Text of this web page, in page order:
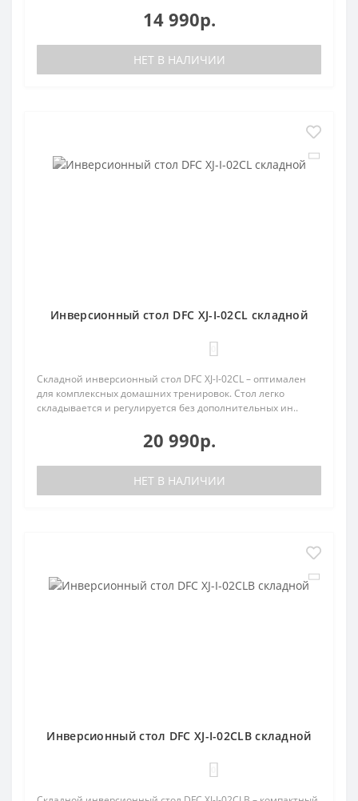
14 990р.
НЕТ В НАЛИЧИИ
Инверсионный стол DFC XJ-I-02CL складной
Складной инверсионный стол DFC XJ-I-02CL – оптимален
для комплексных домашних тренировок. Стол легко
складывается и регулируется без дополнительных ин..
20 990р.
НЕТ В НАЛИЧИИ
Инверсионный стол DFC XJ-I-02CLB складной